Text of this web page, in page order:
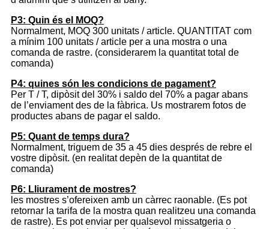
P3: Quin és el MOQ?
Normalment, MOQ 300 unitats / article. QUANTITAT com
a mínim 100 unitats / article per a una mostra o una
comanda de rastre. (considerarem la quantitat total de
comanda)
P4: quines són les condicions de pagament?
Per T / T, dipòsit del 30% i saldo del 70% a pagar abans
de l’enviament des de la fàbrica. Us mostrarem fotos de
productes abans de pagar el saldo.
P5: Quant de temps dura?
Normalment, triguem de 35 a 45 dies després de rebre el
vostre dipòsit. (en realitat depèn de la quantitat de
comanda)
P6: Lliurament de mostres?
les mostres s’ofereixen amb un càrrec raonable. (Es pot
retornar la tarifa de la mostra quan realitzeu una comanda
de rastre). Es pot enviar per qualsevol missatgeria o